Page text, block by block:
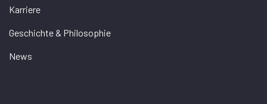
Karriere
Geschichte & Philosophie
News